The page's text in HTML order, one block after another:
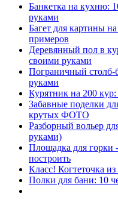
Банкетка на кухню:
руками
Багет для картины
примеров
Деревянный пол в
своими руками
Пограничный столб-
руками
Курятник на 200
Забавные поделки
крутых ФОТО
Разборный вольер
руками)
Площадка для горки
построить
Класс! Когтеточка
Полки для бани: 10